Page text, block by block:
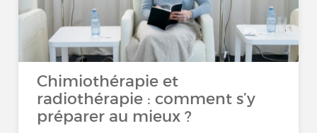
Chimiothérapie et
radiothérapie : comment s’y
préparer au mieux ?